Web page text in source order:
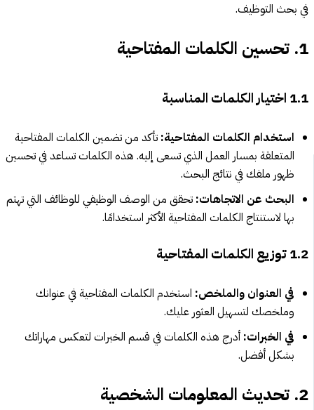
في بحث التوظيف.
1. تحسين الكلمات المفتاحية
1.1 اختيار الكلمات المناسبة
استخدام الكلمات المفتاحية: تأكد من تضمين الكلمات المفتاحية
المتعلقة بمسار العمل الذي تسعى إليه. هذه الكلمات تساعد في تحسين
ظهور ملفك في نتائج البحث.
البحث عن الاتجاهات: تحقق من الوصف الوظيفي للوظائف التي تهتم
بها لاستنتاج الكلمات المفتاحية الأكثر استخدامًا.
1.2 توزيع الكلمات المفتاحية
في العنوان والملخص: استخدم الكلمات المفتاحية في عنوانك
وملخصك لتسهيل العثور عليك.
في الخبرات: أدرج هذه الكلمات في قسم الخبرات لتعكس مهاراتك
بشكل أفضل.
2. تحديث المعلومات الشخصية